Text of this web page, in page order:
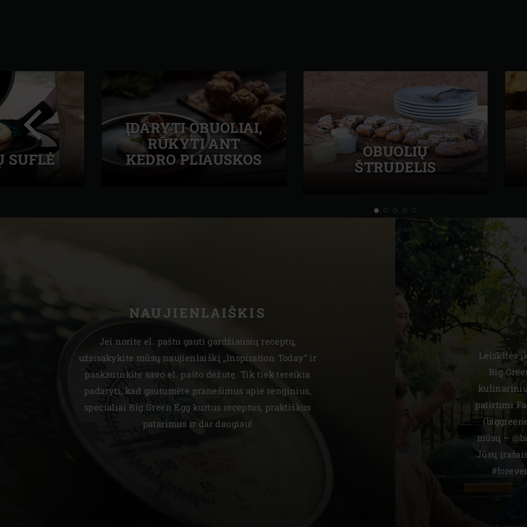
SUFLĖ
ĮDARYTI OBUOLIAI,
RŪKYTI ANT
KEDRO PLIAUSKOS
OBUOLIŲ
ŠTRUDELIS
Ankstesnė
NAUJIENLAIŠKIS
Jei norite el. paštu gauti gardžiausių receptų,
užsisakykite mūsų naujienlaiškį „Inspiration Today“ ir
paskaninkite savo el. pašto dėžutę. Tik tiek tereikia
padaryti, kad gautumėte pranešimus apie renginius,
specialiai Big Green Egg kurtus receptus, praktiškus
patarimus ir dar daugiau!
Leiskitės
Big
patirtimi
mūsų –
Jūsų